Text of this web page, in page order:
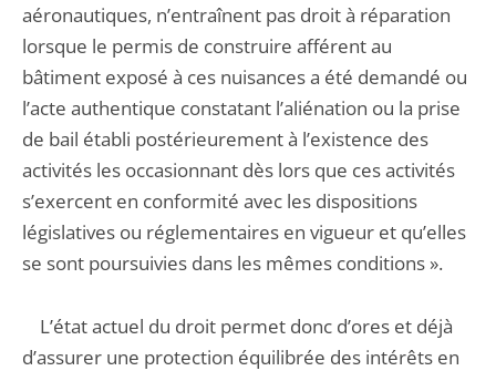
aéronautiques, n’entraînent pas droit à réparation
lorsque le permis de construire afférent au
bâtiment exposé à ces nuisances a été demandé ou
l’acte authentique constatant l’aliénation ou la prise
de bail établi postérieurement à l’existence des
activités les occasionnant dès lors que ces activités
s’exercent en conformité avec les dispositions
législatives ou réglementaires en vigueur et qu’elles
se sont poursuivies dans les mêmes conditions ».
L’état actuel du droit permet donc d’ores et déjà
d’assurer une protection équilibrée des intérêts en